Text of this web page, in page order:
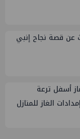
عن قصة نجاح إنبي
أسفل ترعة
الغاز للمنازل